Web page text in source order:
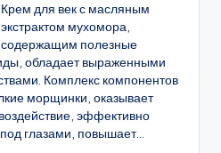
Крем для век с масляным
экстрактом мухомора,
содержащим полезные
обладает выраженными
Комплекс компонентов
морщинки, оказывает
эффективно
глазами, повышает...